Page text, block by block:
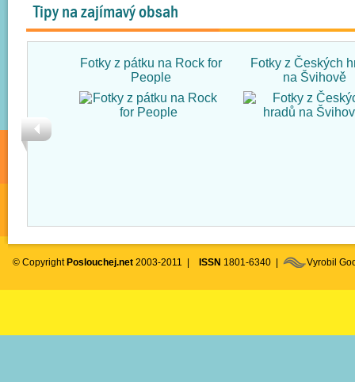
Tipy na zajímavý obsah
Fotky z pátku na Rock for
People
Fotky z Českých
na Švihově
© Copyright Poslouchej.net 2003-2011 | ISSN 1801-6340 | Vyrobil